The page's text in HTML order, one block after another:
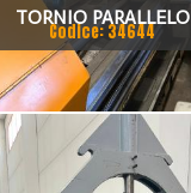
TORNIO PARALLELO
PONTIGGIA
Codice: 34644